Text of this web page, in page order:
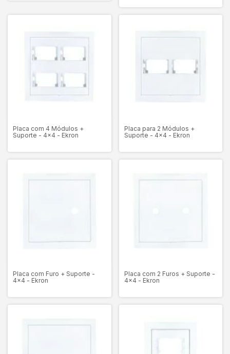
Placa com 4 Módulos +
Suporte - 4x4 - Ekron
Placa para 2 Módulos +
Suporte - 4x4 - Ekron
Placa com Furo + Suporte -
4x4 - Ekron
Placa com 2 Furos + Suporte -
4x4 - Ekron